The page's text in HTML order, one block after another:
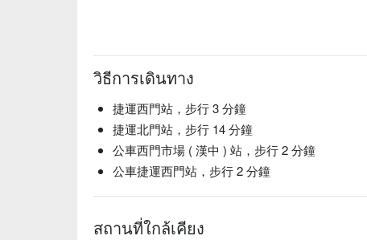
วิธีการเดินทาง
捷運西門站，步行 3 分鐘
捷運北門站，步行 14 分鐘
公車西門市場 ( 漢中 ) 站，步行 2 分鐘
公車捷運西門站，步行 2 分鐘
สถานที่ใกล้เคียง